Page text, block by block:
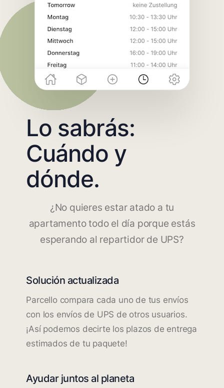
Lo sabrás:
Cuándo y
dónde.
¿No quieres estar atado a tu
apartamento todo el día porque estás
esperando al repartidor de UPS?
Solución actualizada
Parcello compara cada uno de tus envíos
con los envíos de UPS de otros usuarios.
¡Así podemos decirte los plazos de entrega
estimados de tu paquete!
Ayudar juntos al planeta